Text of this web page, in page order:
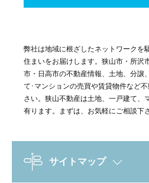
弊社は地域に根ざしたネットワークを
住まいをお届けします。狭山市・所沢
市・日高市の不動産情報、土地、分譲
て･マンションの売買や賃貸物件など
さい。狭山不動産は土地、一戸建て、
有ります。まずは、お気軽にご相談下
サイトマップ